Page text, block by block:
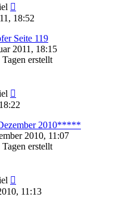
18:52
Seite 119
2011, 18:15
erstellt
2010*****
2010, 11:07
erstellt
11:13